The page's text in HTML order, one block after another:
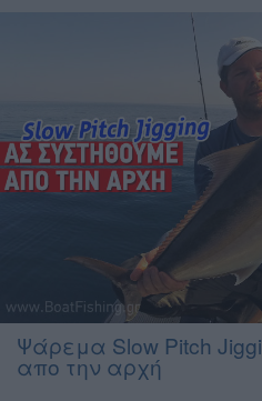
Ψάρεμα Slow Pitch
απο την αρχή